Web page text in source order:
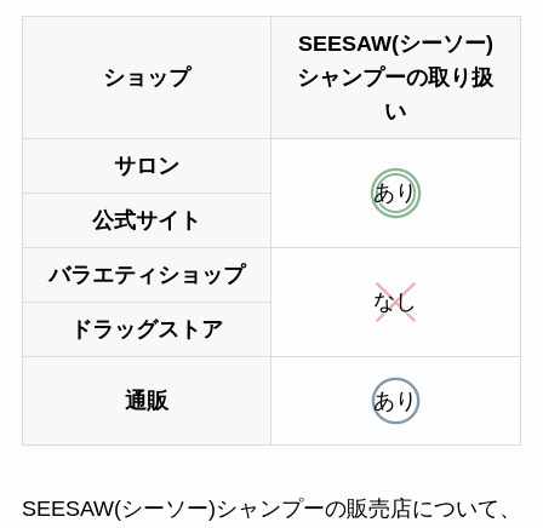
ショップ
SEESAW(シーソー)
シャンプーの取り扱
い
サロン
あり
公式サイト
バラエティショップ
なし
ドラッグストア
通販 あり
SEESAW(シーソー)シャンプーの販売店について、